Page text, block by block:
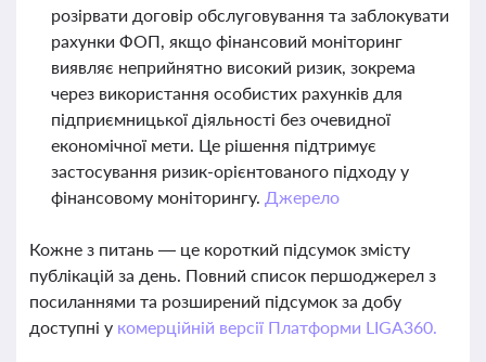
розірвати договір обслуговування та заблокувати
рахунки ФОП, якщо фінансовий моніторинг
виявляє неприйнятно високий ризик, зокрема
через використання особистих рахунків для
підприємницької діяльності без очевидної
економічної мети. Це рішення підтримує
застосування ризик-орієнтованого підходу у
фінансовому моніторингу. Джерело
Кожне з питань — це короткий підсумок змісту
публікацій за день. Повний список першоджерел з
посиланнями та розширений підсумок за добу
доступні у комерційній версії Платформи LIGA360.